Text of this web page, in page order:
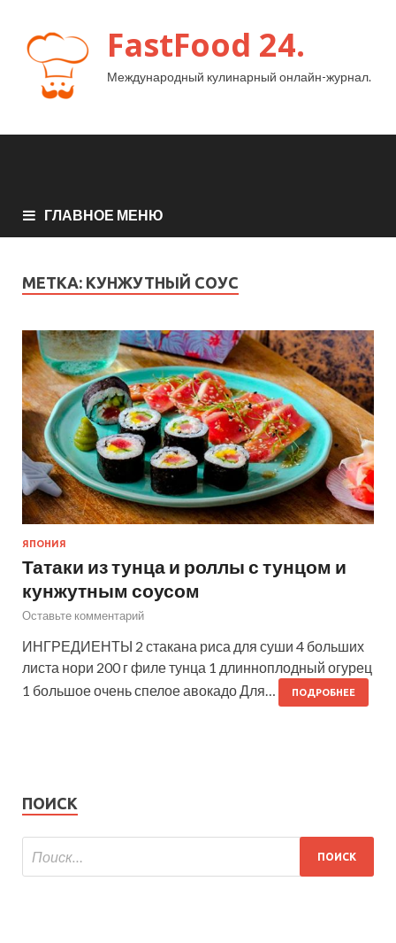
FastFood 24.
Международный кулинарный онлайн-журнал.
ГЛАВНОЕ МЕНЮ
МЕТКА: КУНЖУТНЫЙ СОУС
ЯПОНИЯ
Татаки из тунца и роллы с тунцом и
кунжутным соусом
Оставьте комментарий
ИНГРЕДИЕНТЫ 2 стакана риса для суши 4 больших
листа нори 200 г филе тунца 1 длинноплодный огурец
1 большое очень спелое авокадо Для…
ПОДРОБНЕЕ
ПОИСК